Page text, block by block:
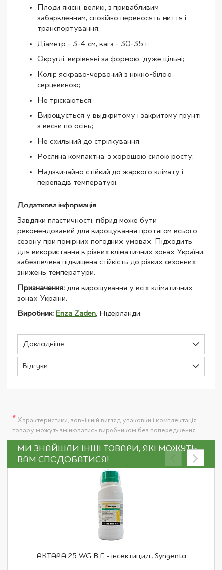
Плоди якісні, великі, з привабливим
забарвленням, спокійно переносять миття і
транспортування;
Діаметр - 3-4 см, вага - 30-35 г;
Округлі, вирівняні за формою, дуже щільні;
Колір яскраво-червоний з ніжно-білою
серцевиною;
Не тріскаються;
Вирощується у выдкритому і закритому грунті
з весни по осінь;
Не схильний до стрілкування;
Рослина компактна, з хорошою силою росту;
Надзвичайно стійкий до жаркого клімату і
перепадів температурі.
Додаткова інформація
Завдяки пластичності, гібрид може бути
рекомендований для вирощування протягом всього
сезону при помірних погодних умовах. Підходить
для використання в різних кліматичних зонах України,
забезпечена підвищена стійкість до різких сезонних
знижень температури.
Призначення: для вирощування у всіх кліматичних
зонах України.
Виробник: Enza Zaden, Нідерланди.
Докладніше
Відгуки
* Характеристики, зовнішній вигляд упаковки і комплектація
товару можуть змінюватись виробником без попередження.
МИ ЗНАЙШЛИ ІНШІ ТОВАРИ, ЯКІ МОЖУТЬ
ВАМ СПОДОБАТИСЯ!
АКТАРА 25 WG В.Г. - інсектицид, Syngenta